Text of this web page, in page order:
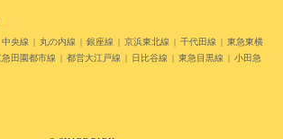
中央線 丸の内線 銀座線 京浜東北線 千代田線
東急東横
急田園都市線 都営大江戸線 日比谷線 東急目黒線
小田急